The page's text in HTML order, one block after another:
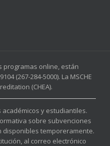
programas online, están
(267-284-5000). La MSCHE
(CHEA).
y estudiantiles.
sobre subvenciones
disponibles temporeramente.
al correo electrónico